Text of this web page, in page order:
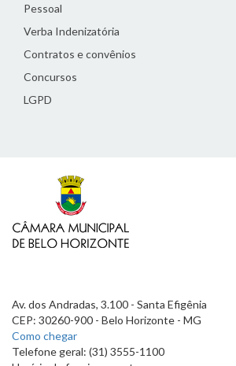
Pessoal
Verba Indenizatória
Contratos e convênios
Concursos
LGPD
Av. dos Andradas, 3.100 - Santa Efigênia
CEP: 30260-900 - Belo Horizonte - MG
Como chegar
Telefone geral: (31) 3555-1100